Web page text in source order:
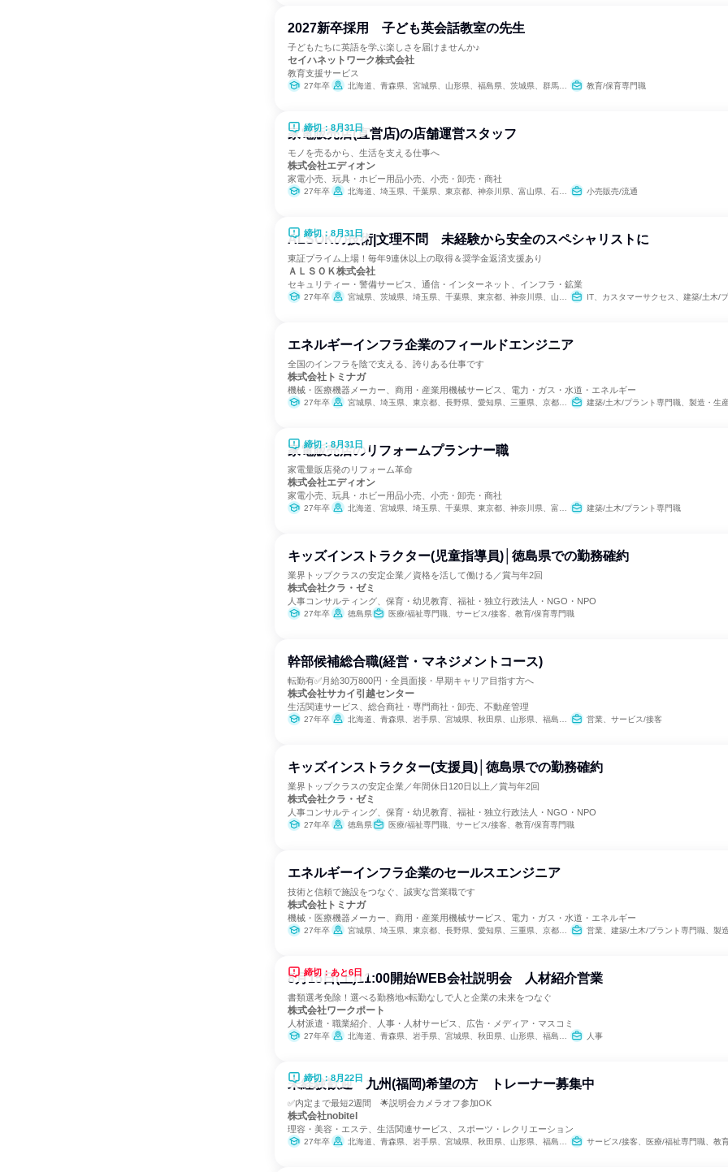
2027新卒採用 子ども英会話教室の先生
子どもたちに英語を学ぶ楽しさを届けませんか♪
セイハネットワーク株式会社
教育支援サービス
27年卒 北海道、青森県、宮城県、山形県、福島県、茨城県、群馬県、埼玉県、千葉県、東京都、神奈川県、新潟県、富山県、石川県、福井県、山梨県、長野県、岐阜県、静岡県、愛知県、三重県、滋賀県、京都府、大阪府、兵庫県、奈良県、和歌山県、鳥取県、島根県、岡山県、広島県、山口県、徳島県、香川県、愛媛県、福岡県、佐賀県、長崎県、熊本県、大分県、宮崎県、鹿児島県、沖縄県 教育/保育専門職
締切：8月31日
家電販売店(直営店)の店舗運営スタッフ
モノを売るから、生活を支える仕事へ
株式会社エディオン
家電小売、玩具・ホビー用品小売、小売・卸売・商社
27年卒 北海道、埼玉県、千葉県、東京都、神奈川県、富山県、石川県、福井県、長野県、岐阜県、静岡県、愛知県、三重県、滋賀県、京都府、大阪府、兵庫県、奈良県、和歌山県、鳥取県、島根県、岡山県、広島県、山口県、徳島県、香川県、愛媛県、福岡県、佐賀県、長崎県、熊本県、大分県、宮崎県、鹿児島県 小売販売/流通
締切：8月31日
ALSOKの技術|文理不問 未経験から安全のスペシャリストに
東証プライム上場！毎年9連休以上の取得＆奨学金返済支援あり
ＡＬＳＯＫ株式会社
セキュリティー・警備サービス、通信・インターネット、インフラ・鉱業
27年卒 宮城県、茨城県、埼玉県、千葉県、東京都、神奈川県、山梨県、長野県、静岡県、愛知県、滋賀県、京都府、大阪府、兵庫県、奈良県、和歌山県、岡山県、山口県、徳島県、香川県、高知県、福岡県、熊本県、大分県 IT、カスタマーサクセス、建築/土木/
エネルギーインフラ企業のフィールドエンジニア
全国のインフラを陰で支える、誇りある仕事です
株式会社トミナガ
機械・医療機器メーカー、商用・産業用機械サービス、電力・ガス・水道・エネルギー
27年卒 宮城県、埼玉県、東京都、長野県、愛知県、三重県、京都府、大阪府、兵庫県、和歌山県、鳥取県、島根県、岡山県、広島県、徳島県、香川県、愛媛県、高知県、福岡県、熊本県、大分県、鹿児島県 建築/土木/プラント専門職、製造・生
締切：8月31日
家電販売店のリフォームプランナー職
家電量販店発のリフォーム革命
株式会社エディオン
家電小売、玩具・ホビー用品小売、小売・卸売・商社
27年卒 北海道、宮城県、埼玉県、千葉県、東京都、神奈川県、富山県、石川県、福井県、長野県、岐阜県、静岡県、愛知県、三重県、滋賀県、京都府、大阪府、兵庫県、奈良県、和歌山県、鳥取県、島根県、岡山県、広島県、山口県、徳島県、香川県、愛媛県、福岡県、佐賀県、長崎県、熊本県、大分県、宮崎県、鹿児島県 建築/土木/プラント専門職
キッズインストラクター(児童指導員)│徳島県での勤務確約
業界トップクラスの安定企業／資格を活して働ける／賞与年2回
株式会社クラ・ゼミ
人事コンサルティング、保育・幼児教育、福祉・独立行政法人・NGO・NPO
27年卒 徳島県 医療/福祉専門職、サービス/接客、教育/保育専門職
幹部候補総合職(経営・マネジメントコース)
転勤有✅月給30万800円・全員面接・早期キャリア目指す方へ
株式会社サカイ引越センター
生活関連サービス、総合商社・専門商社・卸売、不動産管理
27年卒 北海道、青森県、岩手県、宮城県、秋田県、山形県、福島県、茨城県、栃木県、群馬県、埼玉県、千葉県、東京都、神奈川県、新潟県、富山県、石川県、福井県、山梨県、長野県、岐阜県、静岡県、愛知県、三重県、滋賀県、京都府、大阪府、兵庫県、奈良県、和歌山県、鳥取県、島根県、岡山県、広島県、山口県、徳島県、香川県、愛媛県、高知県、福岡県、佐賀県、長崎県、熊本県、大分県、宮崎県、鹿児島県、沖縄県 営業、サービス/接客
キッズインストラクター(支援員)│徳島県での勤務確約
業界トップクラスの安定企業／年間休日120日以上／賞与年2回
株式会社クラ・ゼミ
人事コンサルティング、保育・幼児教育、福祉・独立行政法人・NGO・NPO
27年卒 徳島県 医療/福祉専門職、サービス/接客、教育/保育専門職
エネルギーインフラ企業のセールスエンジニア
技術と信頼で施設をつなぐ、誠実な営業職です
株式会社トミナガ
機械・医療機器メーカー、商用・産業用機械サービス、電力・ガス・水道・エネルギー
27年卒 宮城県、埼玉県、東京都、長野県、愛知県、三重県、京都府、大阪府、兵庫県、和歌山県、鳥取県、島根県、岡山県、広島県、徳島県、香川県、愛媛県、高知県、福岡県、熊本県、大分県、鹿児島県 営業、建築/土木/プラント専門職、製
締切：あと6日
8月15日(土)11:00開始WEB会社説明会 人材紹介営業
書類選考免除！選べる勤務地×転勤なしで人と企業の未来をつなぐ
株式会社ワークポート
人材派遣・職業紹介、人事・人材サービス、広告・メディア・マスコミ
27年卒 北海道、青森県、岩手県、宮城県、秋田県、山形県、福島県、茨城県、栃木県、群馬県、埼玉県、千葉県、東京都、神奈川県、新潟県、富山県、石川県、福井県、山梨県、長野県、岐阜県、静岡県、愛知県、三重県、滋賀県、京都府、大阪府、兵庫県、奈良県、和歌山県、鳥取県、島根県、岡山県、広島県、山口県、徳島県、香川県、愛媛県、高知県、福岡県、佐賀県、長崎県、熊本県、大分県、宮崎県、鹿児島県、沖縄県 人事
締切：8月22日
未経験歓迎 九州(福岡)希望の方 トレーナー募集中
✅内定まで最短2週間 🌟説明会カメラオフ参加OK
株式会社nobitel
理容・美容・エステ、生活関連サービス、スポーツ・レクリエーション
27年卒 北海道、青森県、岩手県、宮城県、秋田県、山形県、福島県、茨城県、栃木県、群馬県、埼玉県、千葉県、東京都、神奈川県、新潟県、富山県、石川県、福井県、山梨県、長野県、岐阜県、静岡県、愛知県、三重県、滋賀県、京都府、大阪府、兵庫県、奈良県、和歌山県、鳥取県、島根県、岡山県、広島県、山口県、徳島県、香川県、愛媛県、高知県、福岡県、佐賀県、長崎県、熊本県、大分県、宮崎県、鹿児島県、沖縄県 サービス/接客、医療/福祉専門職、教育/保育